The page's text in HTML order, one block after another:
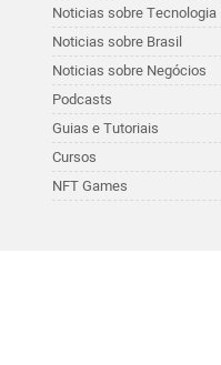
Noticias sobre Tecnologia
Noticias sobre Brasil
Noticias sobre Negócios
Podcasts
Guias e Tutoriais
Cursos
NFT Games